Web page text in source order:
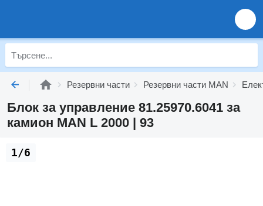
Резервни части Резервни части MAN
Блок за управление 81.25970.6041 за
камион MAN L 2000 | 93
1/6